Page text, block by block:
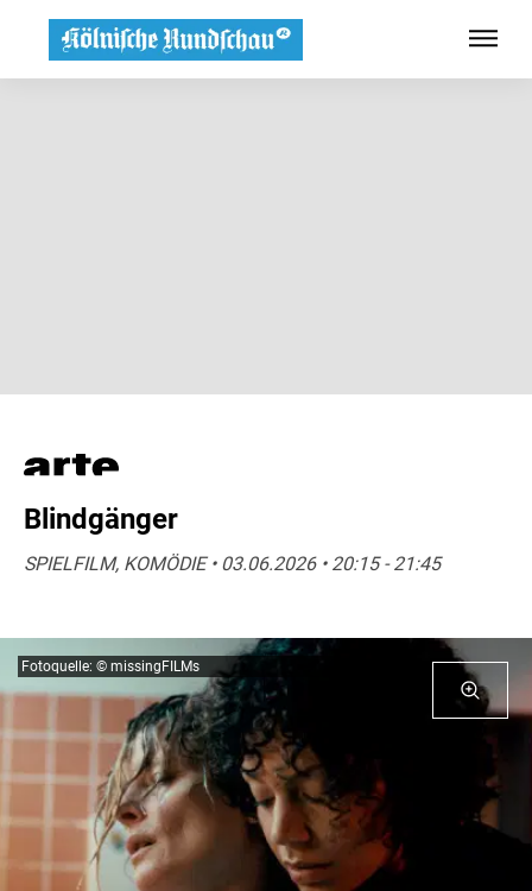
Blindgänger
SPIELFILM, KOMÖDIE • 03.06.2026 • 20:15 - 21:45
Fotoquelle: © missingFILMs